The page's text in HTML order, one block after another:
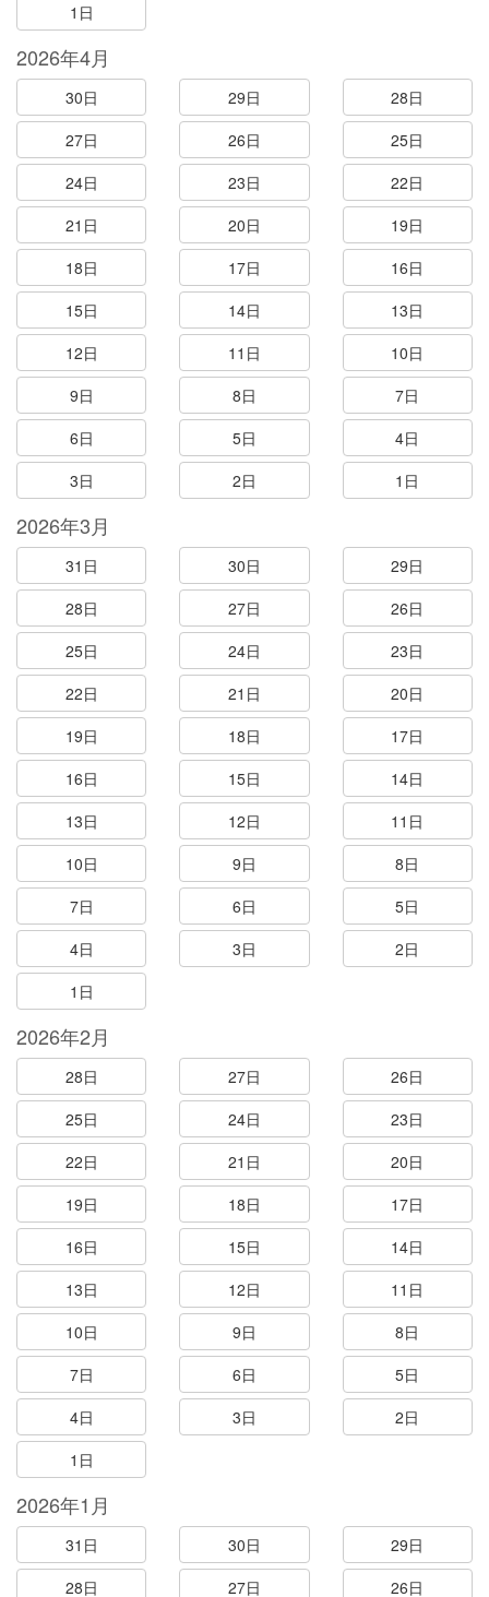
1日
2026年4月
30日 29日
28日
27日
26日
25日
24日
23日
22日
21日
20日
19日
18日
17日
16日
15日
14日
13日
12日
11日
10日
9日
8日
7日
6日
5日
4日
3日
2日 1日
2026年3月
31日 30日
29日
28日
27日
26日
25日
24日
23日
22日
21日
20日
19日
18日
17日
16日
15日
14日
13日
12日
11日
10日
9日
8日
7日
6日
5日
4日
3日
2日
1日
2026年2月
28日 27日
26日
25日
24日
23日
22日
21日
20日
19日
18日
17日
16日
15日
14日
13日
12日
11日
10日
9日
8日
7日
6日
5日
4日
3日
2日
1日
2026年1月
31日 30日
29日
28日
27日 26日